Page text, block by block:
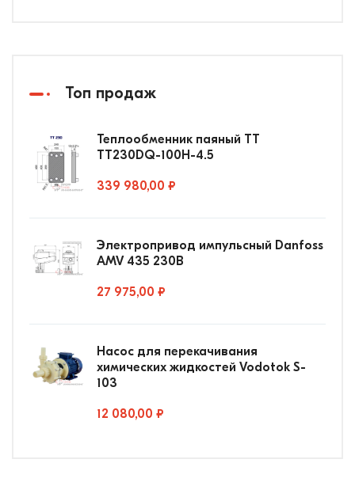
Топ продаж
Теплообменник паяный ТТ
ТТ230DQ-100Н-4.5
339 980,00 ₽
Электропривод импульсный Danfoss
AMV 435 230В
27 975,00 ₽
Насос для перекачивания
химических жидкостей Vodotok S-
103
12 080,00 ₽